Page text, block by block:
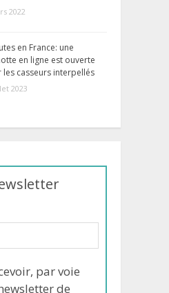
2022
en France: une
en ligne est ouverte
les casseurs interpellés
2023
par voie
de